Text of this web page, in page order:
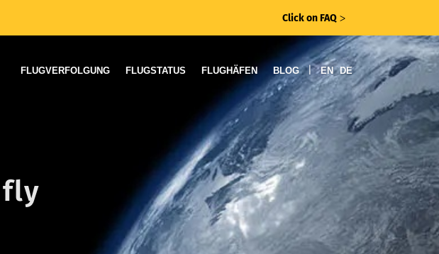
Click on FAQ ᐳ
FLUGVERFOLGUNG FLUGSTATUS FLUGHÄFEN BLOG | EN DE
fly